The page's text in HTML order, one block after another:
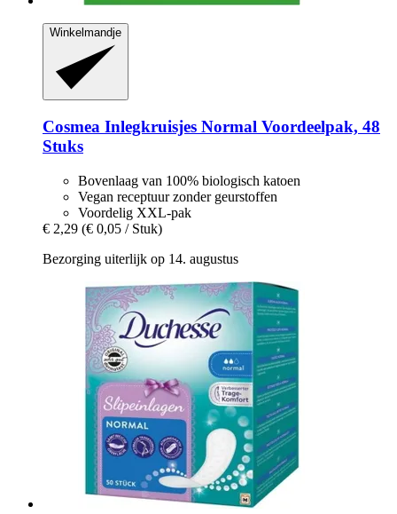
Winkelmandje
Cosmea Inlegkruisjes Normal Voordeelpak, 48
Stuks
Bovenlaag van 100% biologisch katoen
Vegan receptuur zonder geurstoffen
Voordelig XXL-pak
€ 2,29 (€ 0,05 / Stuk)
Bezorging uiterlijk op 14. augustus